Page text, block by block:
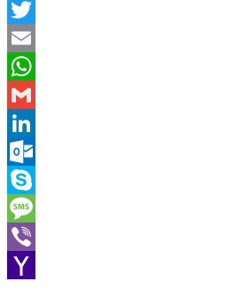
Facebook
Twitter
Email
WhatsApp
Gmail
LinkedIn
Outlook.com
Skype
Message
Viber